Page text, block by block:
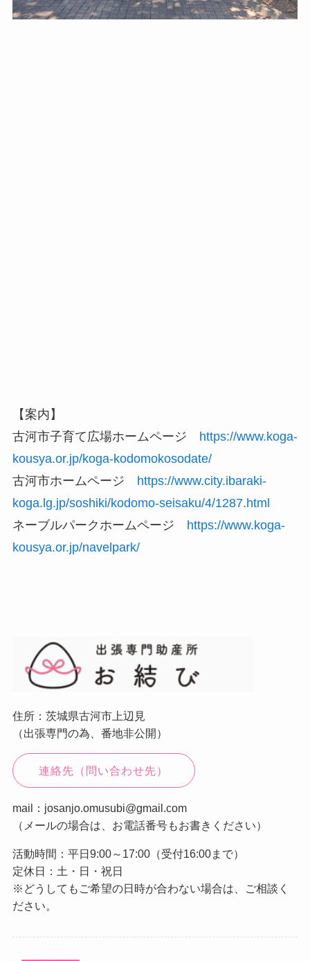
【案内】
古河市子育て広場ホームページ
https://www.koga-
kousya.or.jp/koga-kodomokosodate/
古河市ホームページ
https://www.city.ibaraki-
koga.lg.jp/soshiki/kodomo-seisaku/4/1287.html
ネーブルパークホームページ
https://www.koga-
kousya.or.jp/navelpark/
住所：茨城県古河市上辺見
（出張専門の為、番地非公開）
連絡先（問い合わせ先）
mail：josanjo.omusubi@gmail.com
（メールの場合は、お電話番号もお書きください）
活動時間：平日9:00～17:00（受付16:00まで）
定休日：土・日・祝日
※どうしてもご希望の日時が合わない場合は、ご相談く
ださい。